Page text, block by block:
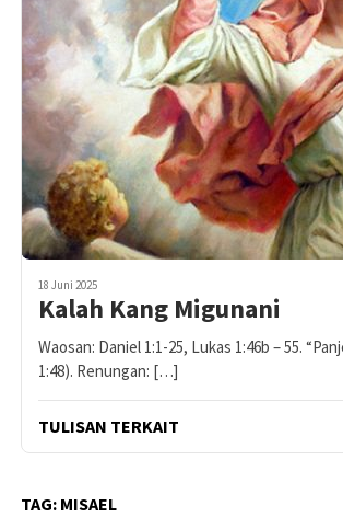
18 Juni 2025
Kalah Kang Migunani
Waosan: Daniel 1:1-25, Lukas 1:46b – 55.
1:48). Renungan: […]
TULISAN TERKAIT
TAG: MISAEL